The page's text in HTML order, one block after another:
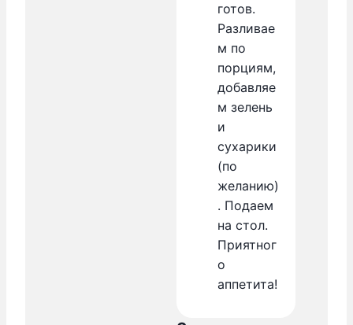
готов.
Разливае
м по
порциям,
добавляе
м зелень
и
сухарики
(по
желанию)
. Подаем
на стол.
Приятног
о
аппетита!